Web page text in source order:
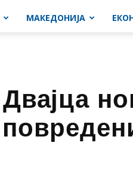
МАКЕДОНИЈА
Двајца